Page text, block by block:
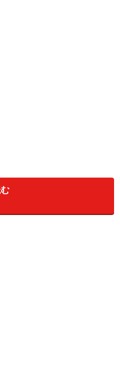
、文房具は見える場所